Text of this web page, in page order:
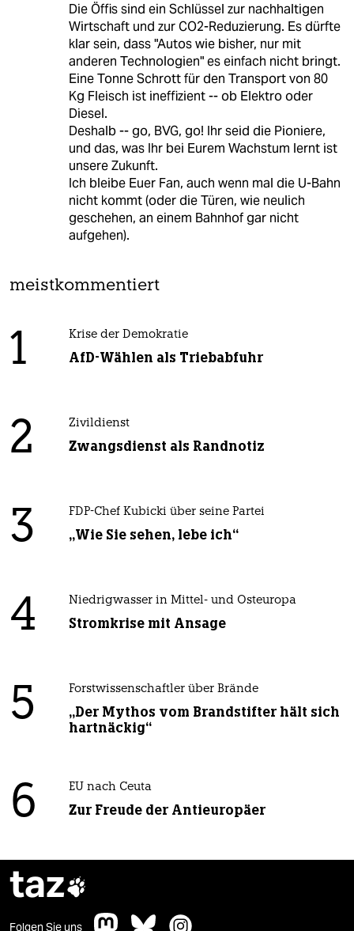
Die Öffis sind ein Schlüssel zur nachhaltigen
Wirtschaft und zur CO2-Reduzierung. Es dürfte
klar sein, dass "Autos wie bisher, nur mit
anderen Technologien" es einfach nicht bringt.
Eine Tonne Schrott für den Transport von 80
Kg Fleisch ist ineffizient -- ob Elektro oder
Diesel.
Deshalb -- go, BVG, go! Ihr seid die Pioniere,
und das, was Ihr bei Eurem Wachstum lernt ist
unsere Zukunft.
Ich bleibe Euer Fan, auch wenn mal die U-Bahn
nicht kommt (oder die Türen, wie neulich
geschehen, an einem Bahnhof gar nicht
aufgehen).
meistkommentiert
1 Krise der Demokratie
AfD-Wählen als Triebabfuhr
2 Zivildienst
Zwangsdienst als Randnotiz
3 FDP-Chef Kubicki über seine Partei
„Wie Sie sehen, lebe ich“
4 Niedrigwasser in Mittel- und Osteuropa
Stromkrise mit Ansage
5 Forstwissenschaftler über Brände
„Der Mythos vom Brandstifter hält sich
hartnäckig“
6 EU nach Ceuta
Zur Freude der Antieuropäer
taz
Folgen Sie uns